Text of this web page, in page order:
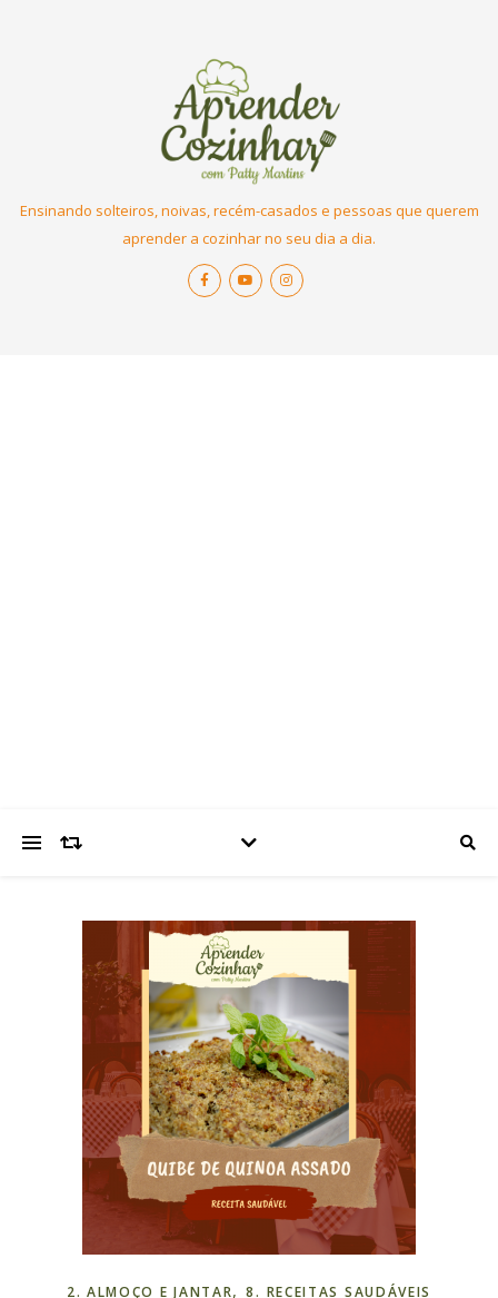
Ensinando solteiros, noivas, recém-casados e pessoas que querem
aprender a cozinhar no seu dia a dia.
2. ALMOÇO E JANTAR,8. RECEITAS SAUDÁVEIS